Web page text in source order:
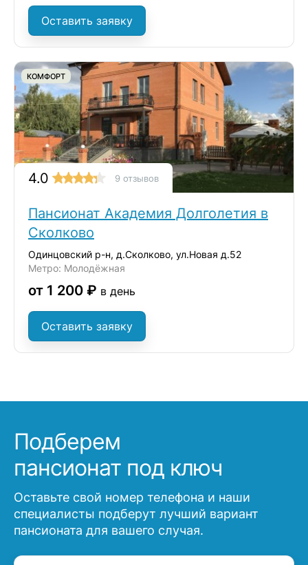
Оставить заявку
КОМФОРТ
4.0 9 отзывов
Пансионат Академия Долголетия в
Сколково
Одинцовский р-н, д.Сколково, ул.Новая д.52
Метро: Молодёжная
от 1 200 ₽ в день
Оставить заявку
Подберем
пансионат под ключ
Оставьте свой номер телефона и наши
специалисты подберут лучший вариант
пансионата для вашего случая.